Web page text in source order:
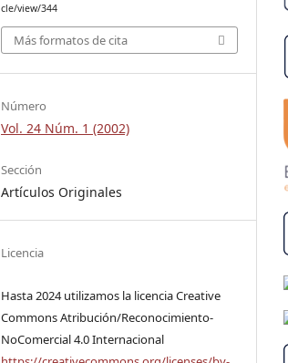
cle/view/344
Más formatos de cita
Número
Vol. 24 Núm. 1 (2002)
Sección
Artículos Originales
Licencia
Hasta 2024 utilizamos la licencia Creative
Commons Atribución/Reconocimiento-
NoComercial 4.0 Internacional